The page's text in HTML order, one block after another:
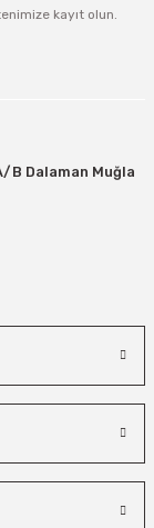
kayıt olun.
B Dalaman Muğla